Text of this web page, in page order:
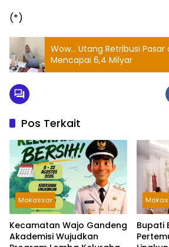
(*)
Wow… Utang Retribusi Pasar
Mencapai 6,4 Milyar
Pos Terkait
Makassar
Kecamatan Wajo Gandeng
Akademisi Wujudkan
Bupati